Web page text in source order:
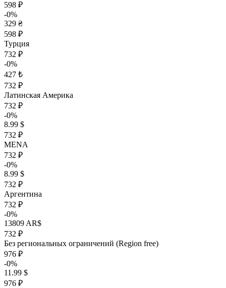
598 ₽
-0%
329 ₴
598 ₽
Турция
732 ₽
-0%
427 ₺
732 ₽
Латинская Америка
732 ₽
-0%
8.99 $
732 ₽
MENA
732 ₽
-0%
8.99 $
732 ₽
Аргентина
732 ₽
-0%
13809 AR$
732 ₽
Без региональных ограничений (Region free)
976 ₽
-0%
11.99 $
976 ₽